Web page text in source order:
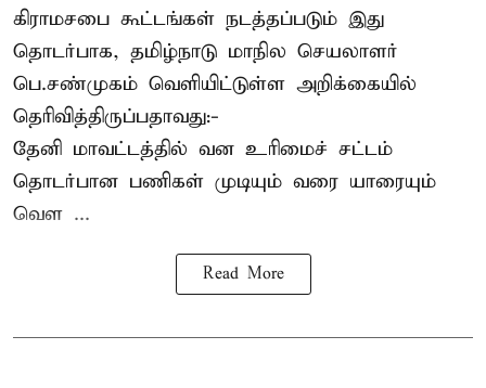
கிராமசபை கூட்டங்கள் நடத்தப்படும் இது
தொடர்பாக, தமிழ்நாடு மாநில செயலாளர்
பெ.சண்முகம் வெளியிட்டுள்ள அறிக்கையில்
தெரிவித்திருப்பதாவது:-
தேனி மாவட்டத்தில் வன உரிமைச் சட்டம்
தொடர்பான பணிகள் முடியும் வரை யாரையும்
வெள ...
Read More